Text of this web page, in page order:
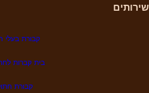
שירותים
קבורת בעלי
בית קברות
קבורת